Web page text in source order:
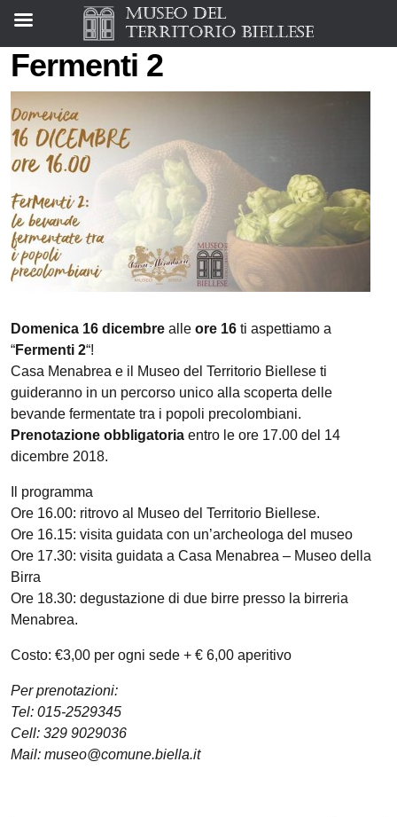
Fermenti 2
Domenica 16 dicembre alle ore 16 ti aspettiamo a
“Fermenti 2“!
Casa Menabrea e il Museo del Territorio Biellese ti
guideranno in un percorso unico alla scoperta delle
bevande fermentate tra i popoli precolombiani.
Prenotazione obbligatoria entro le ore 17.00 del 14
dicembre 2018.
Il programma
Ore 16.00: ritrovo al Museo del Territorio Biellese.
Ore 16.15: visita guidata con un’archeologa del museo
Ore 17.30: visita guidata a Casa Menabrea – Museo della
Birra
Ore 18.30: degustazione di due birre presso la birreria
Menabrea.
Costo: €3,00 per ogni sede + € 6,00 aperitivo
Per prenotazioni:
Tel: 015-2529345
Cell: 329 9029036
Mail: museo@comune.biella.it